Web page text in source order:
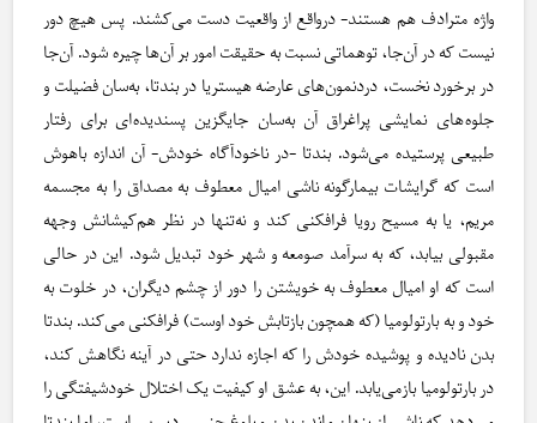
واژه مترادف هم هستند- درواقع از واقعیت دست می‌کشند. پس هیچ دور
نیست که در آن‌جا، توهماتی نسبت به حقیقت امور بر آن‌ها چیره شود. آن‌جا
در برخورد نخست، دردنمون‌های عارضه هیستریا در بندتا، به‌سان فضیلت و
جلوه‌های نمایشی پراغراق آن به‌سان جایگزین پسندیده‌ای برای رفتار
طبیعی پرستیده می‌‌شود. بندتا -در ناخودآگاه خودش- آن اندازه باهوش
است که گرایشات بیمارگونه ناشی امیال معطوف به مصداق را به مجسمه
مریم، یا به مسیح رویا فرافکنی کند و نه‌تنها در نظر هم‌کیشانش وجهه
مقبولی بیابد، که به سرآمد صومعه و شهر خود تبدیل شود. این در حالی
است که او امیال معطوف به خویشتن را دور از چشم دیگران، در خلوت به
خود و به بارتولومیا (که همچون بازتابش خود اوست) فرافکنی می‌کند. بندتا
بدن نادیده و پوشیده خودش را که اجازه ندارد حتی در آینه نگاهش کند،
در بارتولومیا بازمی‌یابد. این، به عشق او کیفیت یک اختلال خودشیفتگی را